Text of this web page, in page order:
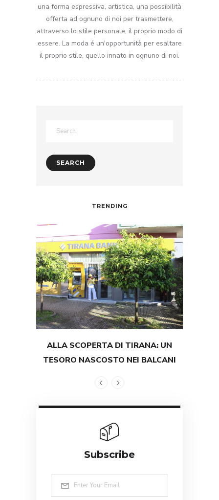
una forma espressiva, artistica, una possibilità
offerta ad ognuno di noi per trasmettere,
attraverso lo stile personale, il proprio modo di
essere. La moda é un'opportunità per esaltare
il proprio stile, quello innato in ognuno di noi.
TRENDING
ALLA SCOPERTA DI TIRANA: UN
TESORO NASCOSTO NEI BALCANI
Subscribe